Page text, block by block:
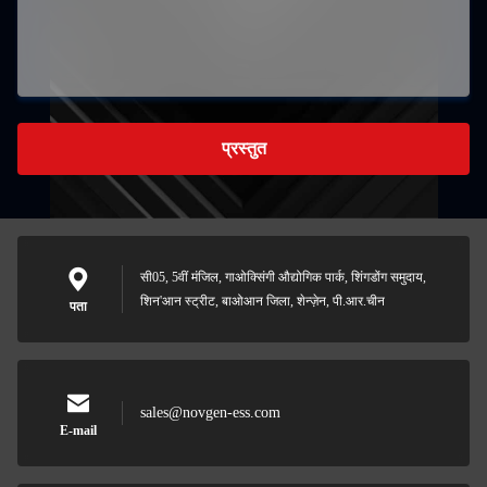
प्रस्तुत
पता
सी05, 5वीं मंजिल, गाओक्सिंगी औद्योगिक पार्क, शिंगडोंग समुदाय,
शिन'आन स्ट्रीट, बाओआन जिला, शेन्ज़ेन, पी.आर.चीन
E-mail
sales@novgen-ess.com